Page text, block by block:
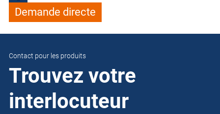
Demande directe
Contact pour les produits
Trouvez votre
interlocuteur